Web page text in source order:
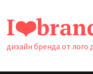
содержимому
дизайн бренда от